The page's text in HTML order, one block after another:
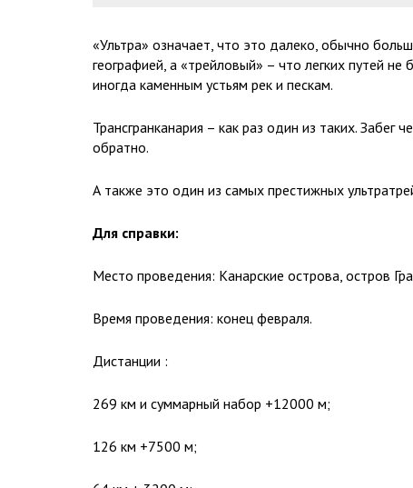
«Ультра» означает, что это далеко, обычно
географией, а «трейловый» – что легких путей
иногда каменным устьям рек и пескам.
Трансгранканария – как раз один из таких. Забег
обратно.
А также это один из самых престижных
Для справки:
Место проведения: Канарские острова, остров
Время проведения: конец февраля.
Дистанции :
269 км и суммарный набор +12000 м;
126 км +7500 м;